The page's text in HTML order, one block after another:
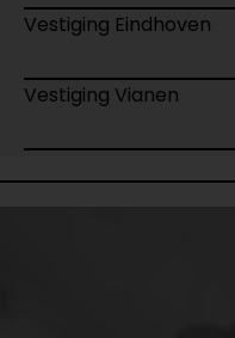
Vestiging Eindhoven
Vestiging Vianen